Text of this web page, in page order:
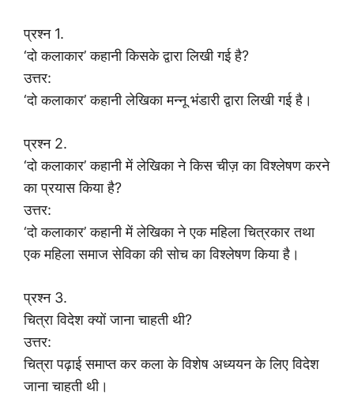
प्रश्न 1.
‘दो कलाकार’ कहानी किसके द्वारा लिखी गई है?
उत्तर:
‘दो कलाकार’ कहानी लेखिका मन्नू भंडारी द्वारा लिखी गई है।
प्रश्न 2.
‘दो कलाकार’ कहानी में लेखिका ने किस चीज़ का विश्लेषण करने
का प्रयास किया है?
उत्तर:
‘दो कलाकार’ कहानी में लेखिका ने एक महिला चित्रकार तथा
एक महिला समाज सेविका की सोच का विश्लेषण किया है।
प्रश्न 3.
चित्रा विदेश क्यों जाना चाहती थी?
उत्तर:
चित्रा पढ़ाई समाप्त कर कला के विशेष अध्ययन के लिए विदेश
जाना चाहती थी।